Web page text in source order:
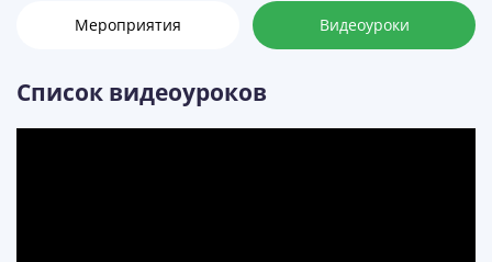
Мероприятия Видеоуроки
Список видеоуроков